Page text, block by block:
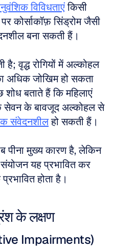
विविधताएं किसी
कोर्साकॉफ़ सिंड्रोम जैसी
बना सकती हैं।
वृद्ध रोगियों में अल्कोहल
अधिक जोखिम हो सकता
बताते हैं कि महिलाएं
पुरुषों की तुलना में कम शराब के सेवन के बावजूद अल्कोहल से
संवेदनशील हो सकती हैं।
पीना मुख्य कारण है, लेकिन
यह प्रभावित कर
होता है।
के लक्षण
Impairments)